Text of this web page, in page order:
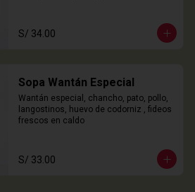
S/ 34.00
Sopa Wantán Especial
Wantán especial, chancho, pato, pollo,
langostinos, huevo de codorniz , fideos
frescos en caldo
S/ 33.00